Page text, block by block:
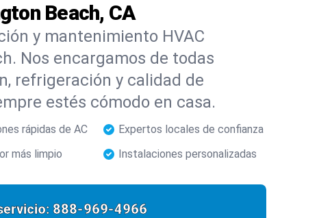
Beach, CA
y mantenimiento HVAC
Nos encargamos de todas
refrigeración y calidad de
estés cómodo en casa.
rápidas de AC
Expertos locales de confianza
más limpio Instalaciones personalizadas
888-969-4966